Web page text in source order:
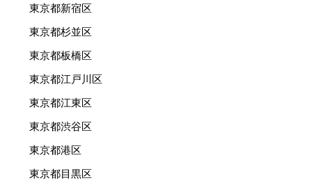
東京都新宿区
東京都杉並区
東京都板橋区
東京都江戸川区
東京都江東区
東京都渋谷区
東京都港区
東京都目黒区